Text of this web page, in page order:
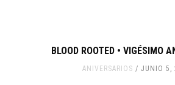
BLOOD ROOTED • VIGÉSIMO
ANIVERSARIOS JUNIO 5,